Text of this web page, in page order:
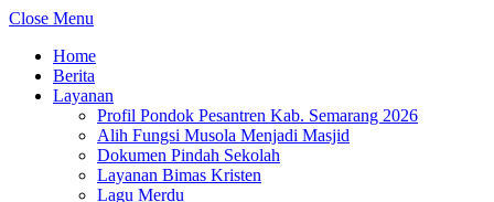
Close Menu
Home
Berita
Layanan
Profil Pondok Pesantren Kab. Semarang 2026
Alih Fungsi Musola Menjadi Masjid
Dokumen Pindah Sekolah
Layanan Bimas Kristen
Lagu Merdu